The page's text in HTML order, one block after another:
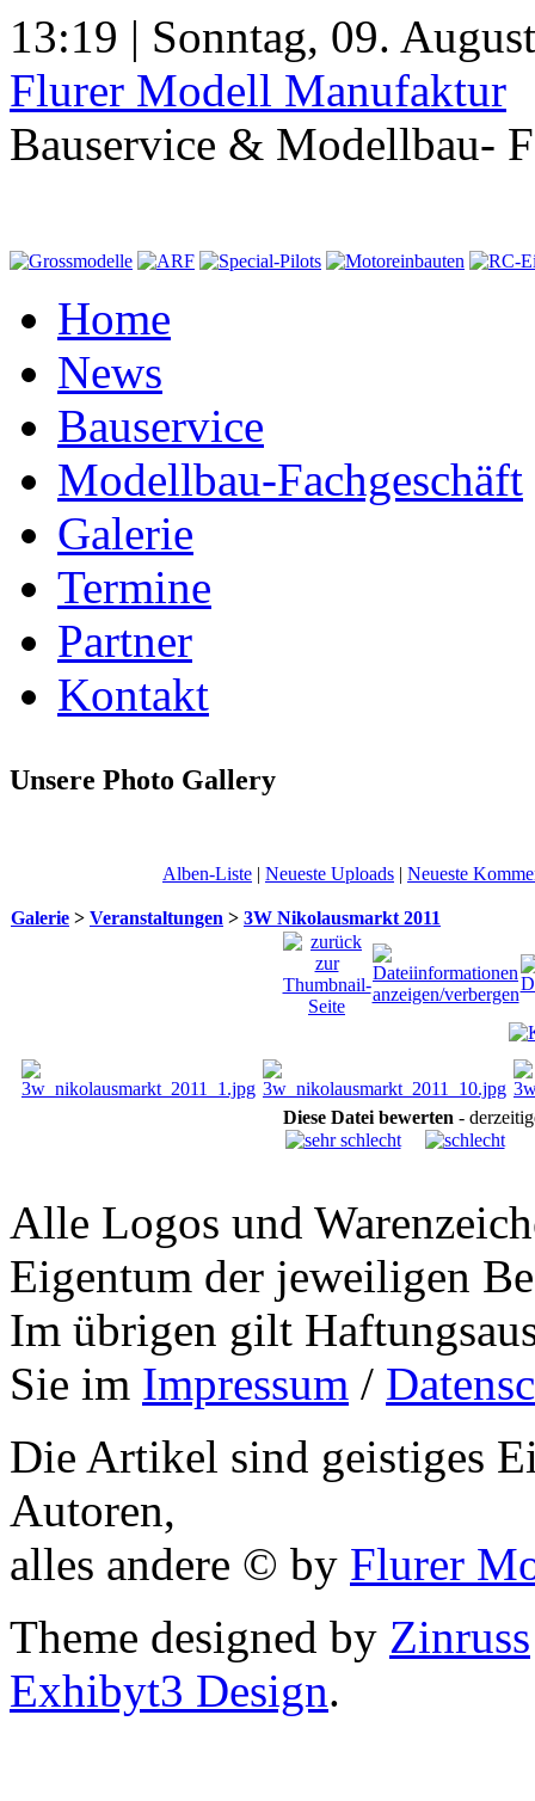
13:19 | Sonntag, 09.
Flurer Modell Manufaktur
Bauservice & Modellbau-
Home
News
Bauservice
Modellbau-Fachgeschäft
Galerie
Termine
Partner
Kontakt
Unsere Photo Gallery
Alben-Liste | Neueste Uploads | Neueste
Galerie > Veranstaltungen > 3W Nikolausmarkt 2011
Diese Datei bewerten -
Alle Logos und
Eigentum der jeweiligen
Im übrigen gilt
Sie im Impressum /
Die Artikel sind geistiges
Autoren,
alles andere © by Flurer
Theme designed by Zinruss
Exhibyt3 Design.